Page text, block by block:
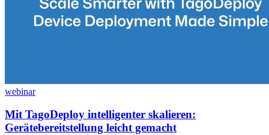
webinar
Mit TagoDeploy intelligenter skalieren:
Gerätebereitstellung leicht gemacht